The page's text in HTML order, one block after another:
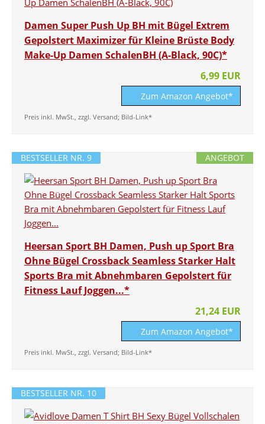
Damen Super Push Up BH mit Bügel Extrem
Gepolstert Maximizer für Kleine Brüste Body
Make-Up Damen SchalenBH (A-Black, 90C)*
6,99 EUR
Zum Amazon Angebot*
Preis inkl. MwSt., zzgl. Versand; Bild-Link*
ANGEBOT
BESTSELLER NR. 9
Heersan Sport BH Damen, Push up Sport Bra
Ohne Bügel Crossback Seamless Starker Halt
Sports Bra mit Abnehmbaren Gepolstert für
Fitness Lauf Joggen...*
21,24 EUR
Zum Amazon Angebot*
Preis inkl. MwSt., zzgl. Versand; Bild-Link*
BESTSELLER NR. 10